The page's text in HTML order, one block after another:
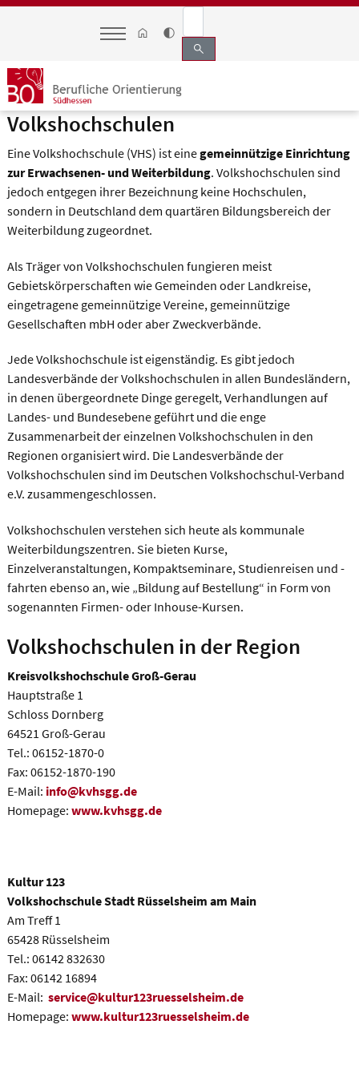
search
Volkshochschulen
Eine Volkshochschule (VHS) ist einegemeinnützige Einrichtung
zur Erwachsenen- und Weiterbildung. Volkshochschulen sind
jedoch entgegen ihrer Bezeichnung keine Hochschulen,
sondern in Deutschland dem quartären Bildungsbereich der
Weiterbildung zugeordnet.
Als Träger von Volkshochschulen fungieren meist
Gebietskörperschaften wie Gemeinden oder Landkreise,
eingetragene gemeinnützige Vereine, gemeinnützige
Gesellschaften mbH oder aber Zweckverbände.
Jede Volkshochschule ist eigenständig. Es gibt jedoch
Landesverbände der Volkshochschulen in allen Bundesländern,
in denen übergeordnete Dinge geregelt, Verhandlungen auf
Landes- und Bundesebene geführt und die enge
Zusammenarbeit der einzelnen Volkshochschulen in den
Regionen organisiert wird. Die Landesverbände der
Volkshochschulen sind im Deutschen Volkshochschul-Verband
e.V. zusammengeschlossen.
Volkshochschulen verstehen sich heute als kommunale
Weiterbildungszentren. Sie bieten Kurse,
Einzelveranstaltungen, Kompaktseminare, Studienreisen und -
fahrten ebenso an, wie „Bildung auf Bestellung“ in Form von
sogenannten Firmen- oder Inhouse-Kursen.
Volkshochschulen in der Region
Kreisvolkshochschule Groß-Gerau
Hauptstraße 1
Schloss Dornberg
64521 Groß-Gerau
Tel.: 06152-1870-0
Fax: 06152-1870-190
E-Mail: info@kvhsgg.de
Homepage: www.kvhsgg.de
Kultur 123
Volkshochschule Stadt Rüsselsheim am Main
Am Treff 1
65428 Rüsselsheim
Tel.: 06142 832630
Fax: 06142 16894
E-Mail: service@kultur123ruesselsheim.de
Homepage: www.kultur123ruesselsheim.de